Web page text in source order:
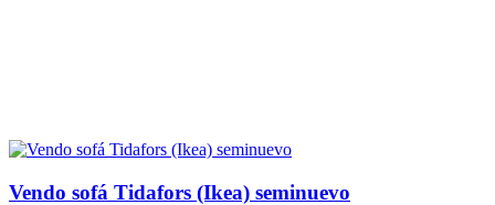
Vendo sofá Tidafors (Ikea) seminuevo